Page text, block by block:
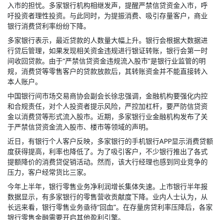
入市的担忧。多家银行机构相继发声，提醒严禁信贷资金入市，呼
吁投资者理性投资。与此同时，为提振消费、吸引存量客户，商业
银行消费贷利率纷纷下降。
多家银行表示，最近贷款的人数量大幅上升。银行会根据大数据进
行贷后管理，如果发现相关资金违规进行银证转账，银行会第一时
间收回贷款。由于“严禁信贷资金违规流入股市”是银行业监管的明
规，消费贷等零售客户的贷款放款后，其转账资金并不能直接转入
本人账户。
中国银行间市场交易商协会副会长徐忠强调，金融机构要强化内控
和合规责任，对个人投资者提示风险，严控加杠杆，要严防信贷资
金以消费贷等形式流入股市。近期，多家银行业金融机构发布了关
于严禁信贷资金流入股市、楼市等领域的声明。
近日，有银行个人客户反映，多家银行的手机银行APP显示消费贷额
度获得提高，利率也降低了。为了吸引客户，不少银行推出了各式
提额降价的消费贷促销活动。然而，该大行经理也感到同业竞争的
压力，客户经常货比三家。
今年上半年，银行零售业务净利润增长集体失速。上市银行半年报
数据显示，有多家银行的零售营收贡献度下降。业内人士认为，从
长远来看，银行零售业务亟待“回血”。在存量房贷利率压降后，各家
银行零售金融需要开启其他盈利引擎。